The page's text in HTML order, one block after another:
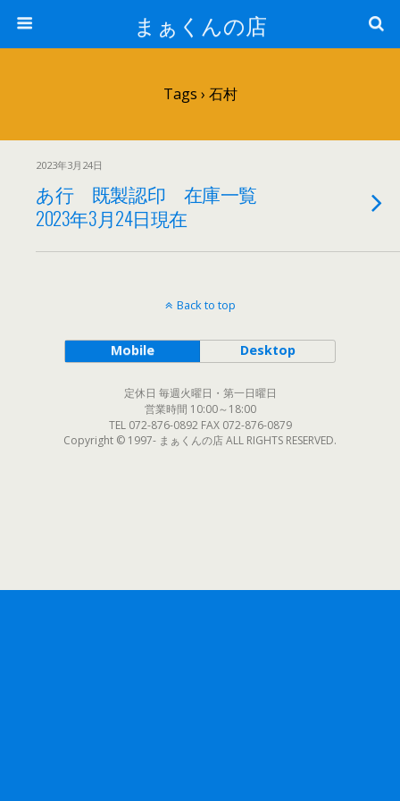
まぁくんの店
Tags › 石村
2023年3月24日
あ行 既製認印 在庫一覧
2023年3月24日現在
Back to top
Mobile Desktop
定休日 毎週火曜日・第一日曜日
営業時間 10:00～18:00
TEL 072-876-0892 FAX 072-876-0879
Copyright © 1997- まぁくんの店 ALL RIGHTS RESERVED.